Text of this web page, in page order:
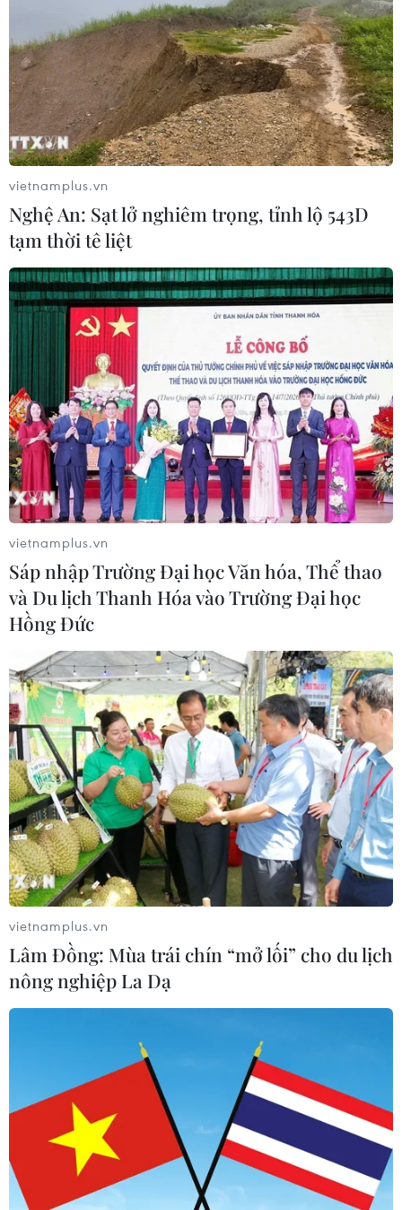
vietnamplus.vn
Nghệ An: Sạt lở nghiêm trọng, tỉnh lộ 543D
tạm thời tê liệt
vietnamplus.vn
Sáp nhập Trường Đại học Văn hóa, Thể thao
và Du lịch Thanh Hóa vào Trường Đại học
Hồng Đức
vietnamplus.vn
Lâm Đồng: Mùa trái chín “mở lối” cho du lịch
nông nghiệp La Dạ